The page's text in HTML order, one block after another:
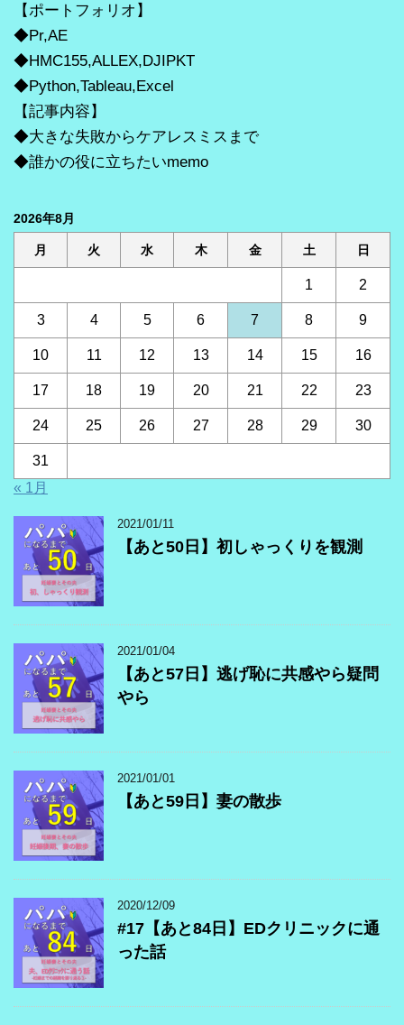
【ポートフォリオ】
◆Pr,AE
◆HMC155,ALLEX,DJIPKT
◆Python,Tableau,Excel
【記事内容】
◆大きな失敗からケアレスミスまで
◆誰かの役に立ちたいmemo
2026年8月
月 火 水 木 金 土 日
1 2
3 4 5 6 7 8 9
10 11 12 13 14 15 16
17 18 19 20 21 22 23
24 25 26 27 28 29 30
31
« 1月
2021/01/11
【あと50日】初しゃっくりを観測
2021/01/04
【あと57日】逃げ恥に共感やら疑問
やら
2021/01/01
【あと59日】妻の散歩
2020/12/09
#17【あと84日】EDクリニックに通
った話